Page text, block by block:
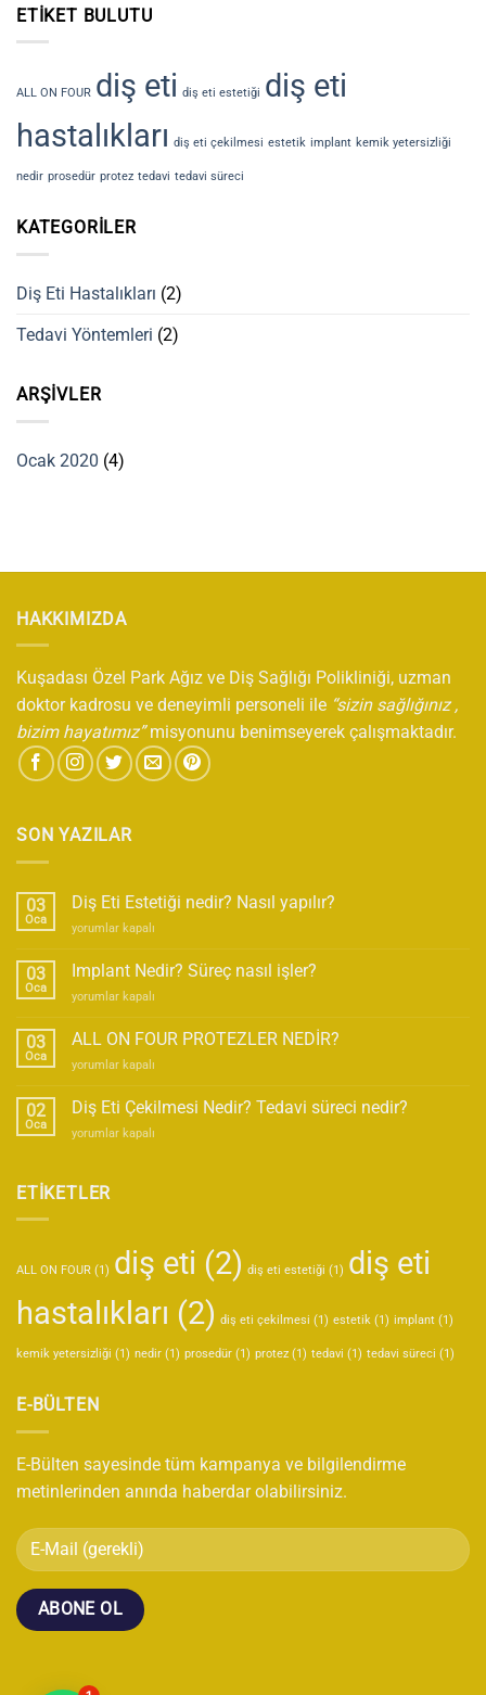
Nedir?
ETIKET BULUTU
ALL ON FOUR diş eti diş eti estetiği diş eti
hastalıkları diş eti çekilmesi estetik implant kemik yetersizliği
nedir prosedür protez tedavi tedavi süreci
KATEGORILER
Diş Eti Hastalıkları (2)
Tedavi Yöntemleri (2)
ARŞIVLER
Ocak 2020 (4)
HAKKIMIZDA
Kuşadası Özel Park Ağız ve Diş Sağlığı Polikliniği, uzman
doktor kadrosu ve deneyimli personeli ile “sizin sağlığınız ,
bizim hayatımız”misyonunu benimseyerek çalışmaktadır.
SON YAZILAR
03
Oca
Diş Eti Estetiği nedir? Nasıl yapılır?
Diş
Estetiği
nedir?
Nasıl
için
yorumlar kapalı
03
Oca
Implant Nedir? Süreç nasıl işler?
Implant
Süreç
işler?
yorumlar kapalı
03
Oca
ALL ON FOUR PROTEZLER NEDİR?
ALL
FOUR
PROTEZLER
NEDİR?
yorumlar kapalı
02
Oca
Diş Eti Çekilmesi Nedir? Tedavi süreci nedir?
Diş
Nedir?
yorumlar kapalı
ETİKETLER
ALL ON FOUR (1) diş eti (2) diş eti estetiği (1) diş eti
hastalıkları (2) diş eti çekilmesi (1) estetik (1) implant (1)
kemik yetersizliği (1) nedir (1) prosedür (1) protez (1) tedavi (1) tedavi süreci (1)
E-BÜLTEN
E-Bülten sayesinde tüm kampanya ve bilgilendirme
metinlerinden anında haberdar olabilirsiniz.